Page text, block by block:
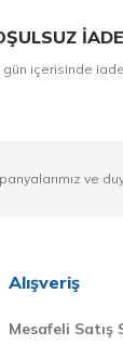
İADE
7 gün içerisinde
ve
Alışveriş
Mesafeli Satış